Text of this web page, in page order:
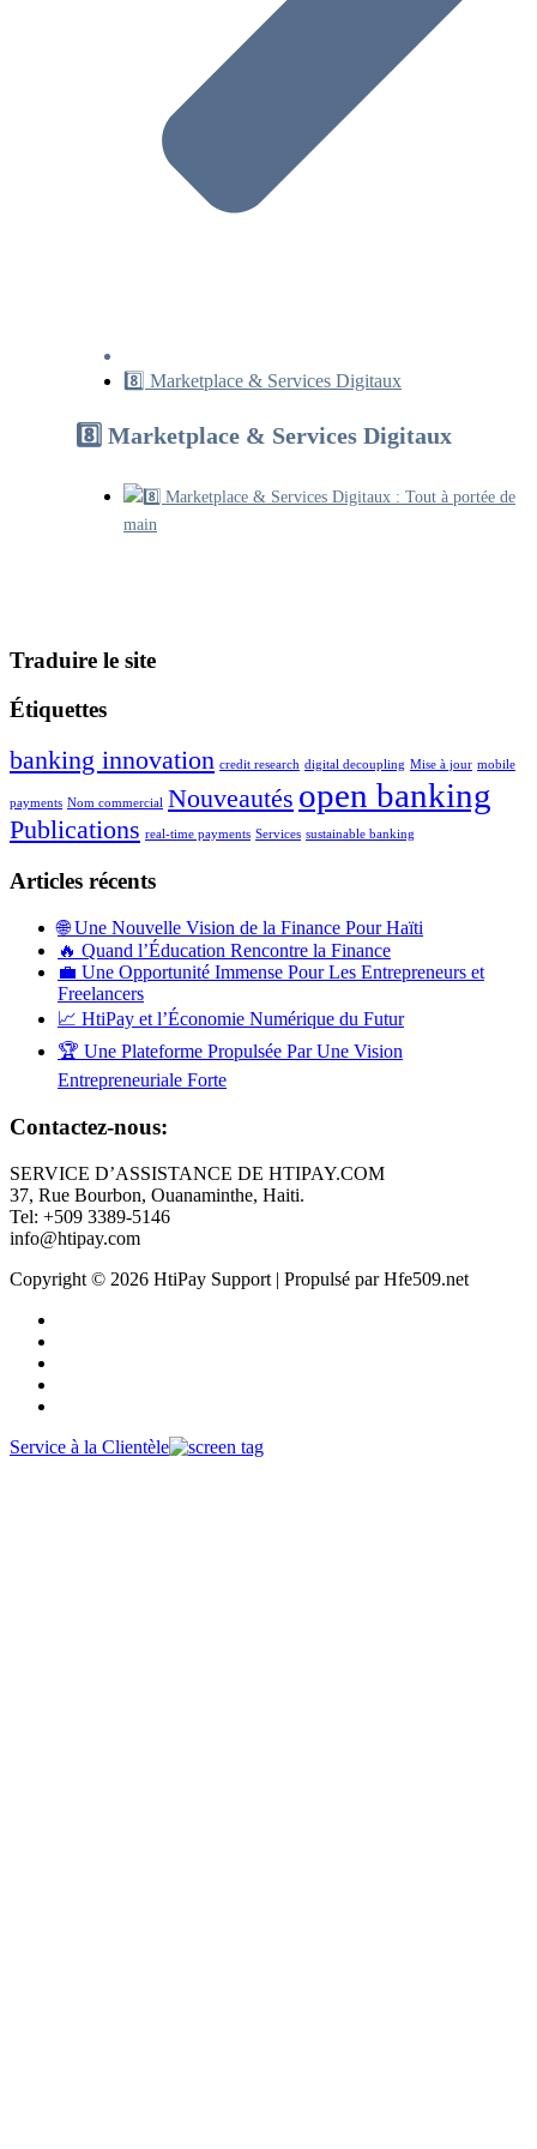
8️⃣ Marketplace & Services Digitaux
8️⃣ Marketplace & Services Digitaux
8️⃣ Marketplace & Services Digitaux : Tout à portée de
main
Traduire le site
Étiquettes
banking innovation credit research digital decoupling Mise à jour mobile
payments Nom commercial Nouveautés open banking
Publications real-time payments Services sustainable banking
Articles récents
🌐 Une Nouvelle Vision de la Finance Pour Haïti
🔥 Quand l’Éducation Rencontre la Finance
💼 Une Opportunité Immense Pour Les Entrepreneurs et
Freelancers
📈 HtiPay et l’Économie Numérique du Futur
🏆 Une Plateforme Propulsée Par Une Vision
Entrepreneuriale Forte
Contactez-nous:
SERVICE D’ASSISTANCE DE HTIPAY.COM
37, Rue Bourbon, Ouanaminthe, Haiti.
Tel: +509 3389-5146
info@htipay.com
Copyright © 2026 HtiPay Support | Propulsé par Hfe509.net
Service à la Clientèle